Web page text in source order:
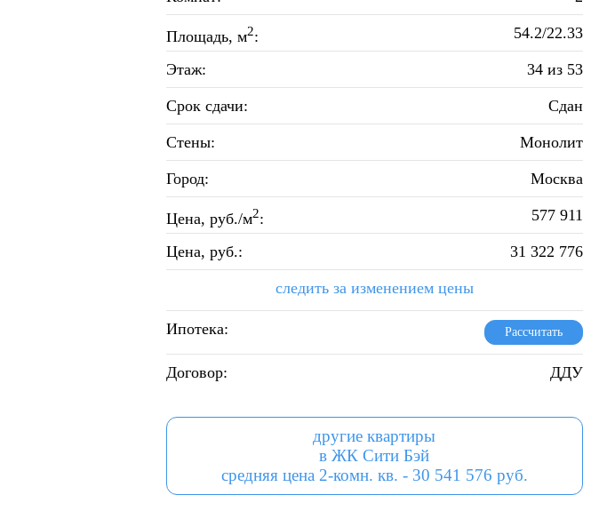
Площадь, м2: 54.2/22.33
Этаж: 34 из 53
Срок сдачи: Сдан
Стены: Монолит
Город: Москва
Цена, руб./м2: 577 911
Цена, руб.: 31 322 776
следить за изменением цены
Ипотека: Рассчитать
Договор: ДДУ
другие квартиры
в ЖК Сити Бэй
средняя цена 2-комн. кв. - 30 541 576 руб.